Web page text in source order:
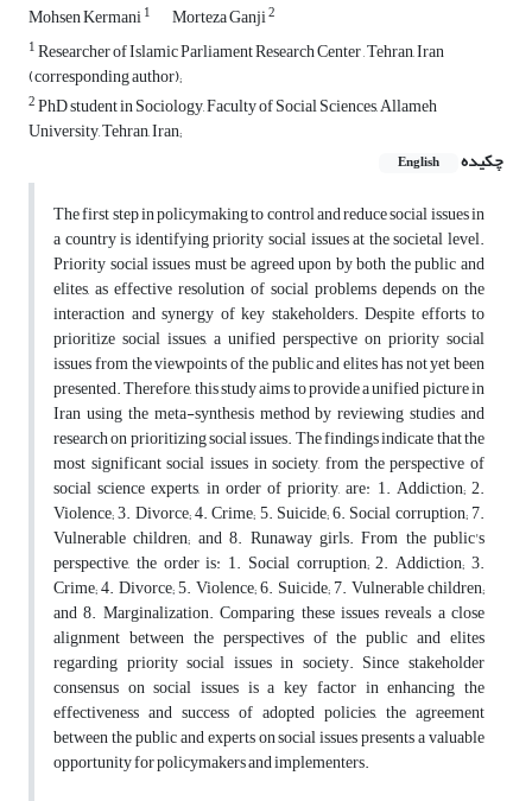
Mohsen Kermani1 Morteza Ganji2
1Researcher of Islamic Parliament Research Center , Tehran, Iran
(corresponding author);
2PhD student in Sociology, Faculty of Social Sciences, Allameh
University, Tehran, Iran;
چکیده
English
The first step in policymaking to control and reduce social issues in
a country is identifying priority social issues at the societal level.
Priority social issues must be agreed upon by both the public and
elites, as effective resolution of social problems depends on the
interaction and synergy of key stakeholders. Despite efforts to
prioritize social issues, a unified perspective on priority social
issues from the viewpoints of the public and elites has not yet been
presented. Therefore, this study aims to provide a unified picture in
Iran using the meta-synthesis method by reviewing studies and
research on prioritizing social issues. The findings indicate that the
most significant social issues in society, from the perspective of
social science experts, in order of priority, are: 1. Addiction; 2.
Violence; 3. Divorce; 4. Crime; 5. Suicide; 6. Social corruption; 7.
Vulnerable children; and 8. Runaway girls. From the public's
perspective, the order is: 1. Social corruption; 2. Addiction; 3.
Crime; 4. Divorce; 5. Violence; 6. Suicide; 7. Vulnerable children;
and 8. Marginalization. Comparing these issues reveals a close
alignment between the perspectives of the public and elites
regarding priority social issues in society. Since stakeholder
consensus on social issues is a key factor in enhancing the
effectiveness and success of adopted policies, the agreement
between the public and experts on social issues presents a valuable
opportunity for policymakers and implementers.